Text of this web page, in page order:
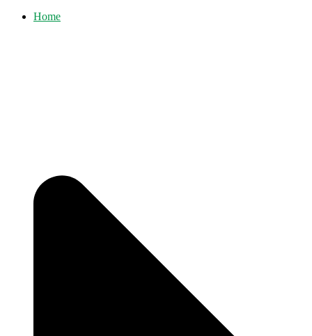
Home